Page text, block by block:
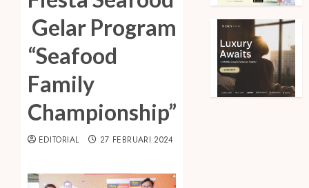
Gelar Program
“Seafood
Family
Championship”
EDITORIAL 27 FEBRUARI 2024